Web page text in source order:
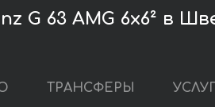
G 63 AMG 6x6² в
ТРАНСФЕРЫ